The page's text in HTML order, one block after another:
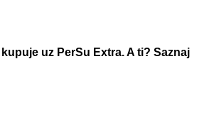
uz PerSu Extra. A ti? Saznaj